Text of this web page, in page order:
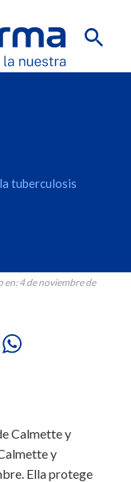
tuberculosis
4 de noviembre de
Calmette y
y
Ella protege